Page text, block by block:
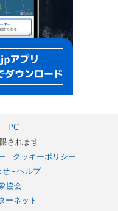
｜
PC
されます
- クッキーポリシー
せ- ヘルプ
協会
ーネット